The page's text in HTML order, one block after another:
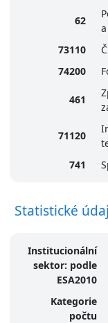
62
73110
74200
461
71120
741
Statistické
Institucionální
sektor: podle
ESA2010
Kategorie
počtu